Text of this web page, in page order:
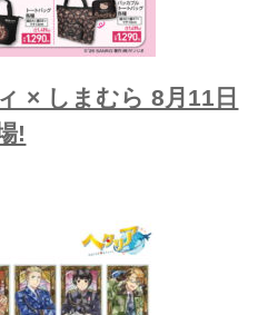
× しまむら 8月11日
!